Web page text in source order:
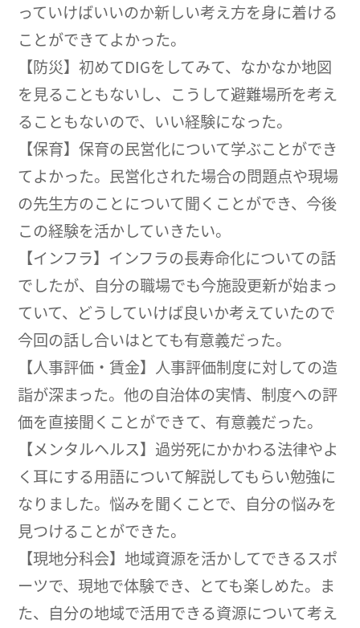
っていけばいいのか新しい考え方を身に着ける
ことができてよかった。
【防災】初めてDIGをしてみて、なかなか地図
を見ることもないし、こうして避難場所を考え
ることもないので、いい経験になった。
【保育】保育の民営化について学ぶことができ
てよかった。民営化された場合の問題点や現場
の先生方のことについて聞くことができ、今後
この経験を活かしていきたい。
【インフラ】インフラの長寿命化についての話
でしたが、自分の職場でも今施設更新が始まっ
ていて、どうしていけば良いか考えていたので
今回の話し合いはとても有意義だった。
【人事評価・賃金】人事評価制度に対しての造
詣が深まった。他の自治体の実情、制度への評
価を直接聞くことができて、有意義だった。
【メンタルヘルス】過労死にかかわる法律やよ
く耳にする用語について解説してもらい勉強に
なりました。悩みを聞くことで、自分の悩みを
見つけることができた。
【現地分科会】地域資源を活かしてできるスポ
ーツで、現地で体験でき、とても楽しめた。ま
た、自分の地域で活用できる資源について考え